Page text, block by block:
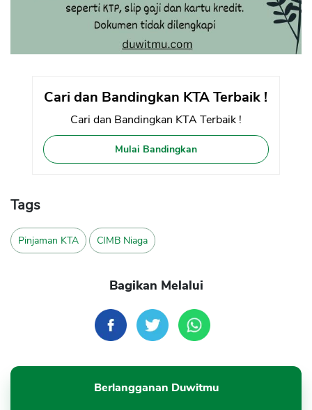
Cari dan Bandingkan KTA Terbaik !
Cari dan Bandingkan KTA Terbaik !
Mulai Bandingkan
Tags
Pinjaman KTA CIMB Niaga
Bagikan Melalui
Berlangganan Duwitmu